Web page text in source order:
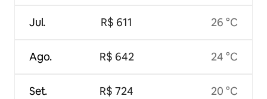
Jul.
Ago.
Set.
R$ 611
R$ 642
R$ 724
26 °C
24 °C
20 °C